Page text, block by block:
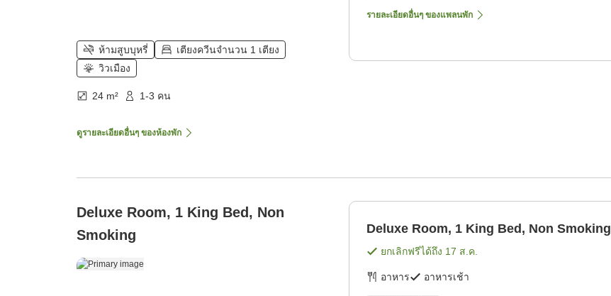
ห้ามสูบบุหรี่
เตียงควีนจำนวน 1 เตียง
วิวเมือง
24 m² 1-3 คน
ดูรายละเอียดอื่นๆ ของห้องพัก
รายละเอียดอื่นๆ ของแพลนพัก
Deluxe Room, 1 King Bed, Non
Smoking
Deluxe Room, 1 King Bed, Non Smoking
ยกเลิกฟรีได้ถึง 17 ส.ค.
อาหาร อาหารเช้า